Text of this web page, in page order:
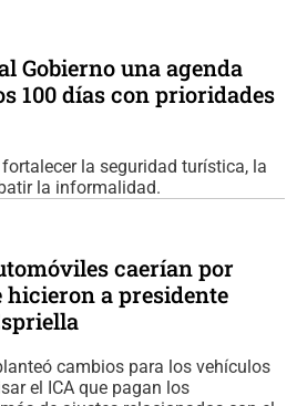
Gobierno una agenda
100 días con prioridades
la seguridad turística, la
la informalidad.
caerían por
hicieron a presidente
cambios para los vehículos
el ICA que pagan los